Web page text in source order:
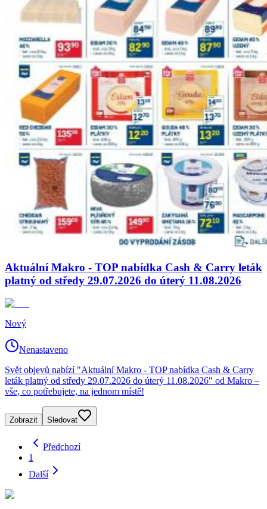
Aktuální Makro - TOP nabídka Cash & Carry leták
platný od středy 29.07.2026 do úterý 11.08.2026
Nový
Nenastaveno
Svět objevů nabízí "Aktuální Makro - TOP nabídka Cash & Carry
leták platný od středy 29.07.2026 do úterý 11.08.2026" od Makro –
vše, co potřebujete, na jednom místě!
Zobrazit Sledovat
Předchozí
1
Další